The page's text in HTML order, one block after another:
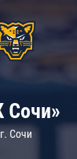
Сочи»
г. Сочи